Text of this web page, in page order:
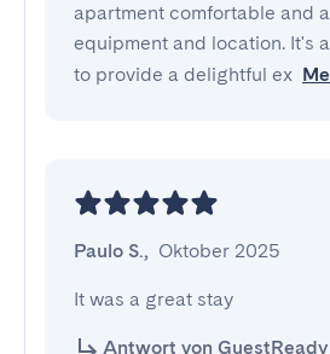
apartment comfortable and
equipment and location. It's
to provide a delightful ex
Paulo S., Oktober 2025
It was a great stay
Antwort von GuestReady